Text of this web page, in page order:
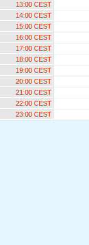
13:00 CEST
14:00 CEST
15:00 CEST
16:00 CEST
17:00 CEST
18:00 CEST
19:00 CEST
20:00 CEST
21:00 CEST
22:00 CEST
23:00 CEST